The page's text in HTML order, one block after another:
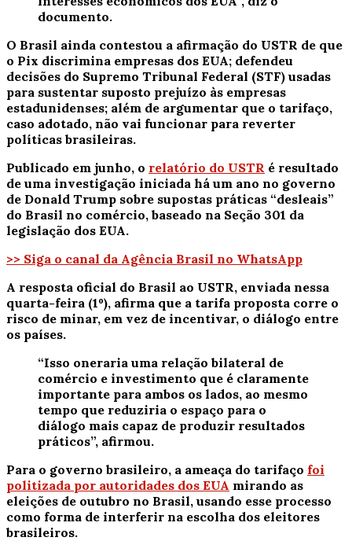
documento.
O Brasil ainda contestou a afirmação do USTR de que
o Pix discrimina empresas dos EUA; defendeu
decisões do Supremo Tribunal Federal (STF) usadas
para sustentar suposto prejuízo às empresas
estadunidenses; além de argumentar que o tarifaço,
caso adotado, não vai funcionar para reverter
políticas brasileiras.
Publicado em junho, o relatório do USTR é resultado
de uma investigação iniciada há um ano no governo
de Donald Trump sobre supostas práticas “desleais”
do Brasil no comércio, baseado na Seção 301 da
legislação dos EUA.
>> Siga o canal da Agência Brasil no WhatsApp
A resposta oficial do Brasil ao USTR, enviada nessa
quarta-feira (1º), afirma que a tarifa proposta corre o
risco de minar, em vez de incentivar, o diálogo entre
os países.
“Isso oneraria uma relação bilateral de
comércio e investimento que é claramente
importante para ambos os lados, ao mesmo
tempo que reduziria o espaço para o
diálogo mais capaz de produzir resultados
práticos”, afirmou.
Para o governo brasileiro, a ameaça do tarifaço foi
politizada por autoridades dos EUA mirando as
eleições de outubro no Brasil, usando esse processo
como forma de interferir na escolha dos eleitores
brasileiros.